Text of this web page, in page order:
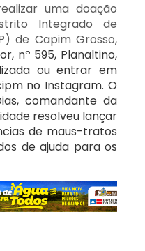
uma doação
Integrado de
de Capim Grosso,
nº 595, Planaltino,
ouentrar em
no Instagram. O
comandante da
resolveu lançar
de maus-tratos
de ajuda para os